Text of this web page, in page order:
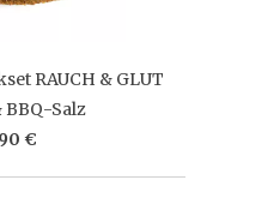
RAUCH & GLUT
BBQ-Salz
€